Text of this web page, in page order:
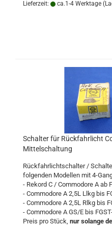
Lieferzeit: ca.1-4 Werktage
Schalter für Rückfahrlicht
Mittelschaltung
Rückfahrlichtschalter /
folgenden Modellen mit 4-
- Rekord C / Commodore A ab
- Commodore A 2,5L Llkg bis
- Commodore A 2,5L Rlkg bis
- Commodore A GS/E bis
Preis pro Stück, nur solange